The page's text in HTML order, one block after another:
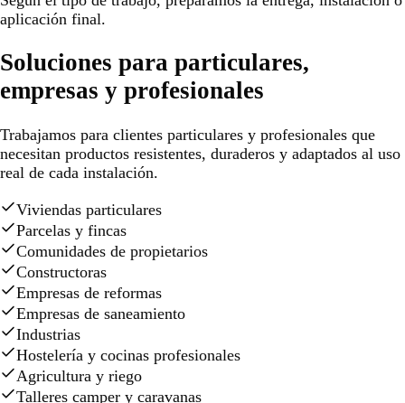
aplicación final.
Soluciones para particulares,
empresas y profesionales
Trabajamos para clientes particulares y profesionales que
necesitan productos resistentes, duraderos y adaptados al uso
real de cada instalación.
Viviendas particulares
Parcelas y fincas
Comunidades de propietarios
Constructoras
Empresas de reformas
Empresas de saneamiento
Industrias
Hostelería y cocinas profesionales
Agricultura y riego
Talleres camper y caravanas